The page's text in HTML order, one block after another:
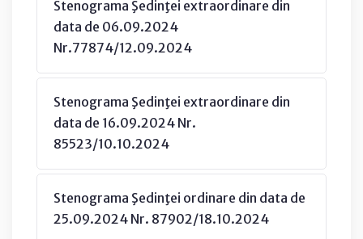
Stenograma Şedinţei extraordinare din
data de 06.09.2024
Nr.77874/12.09.2024
Stenograma Şedinţei extraordinare din
data de 16.09.2024 Nr.
85523/10.10.2024
Stenograma Şedinţei ordinare din data de
25.09.2024 Nr. 87902/18.10.2024